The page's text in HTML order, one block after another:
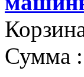
Сумма :